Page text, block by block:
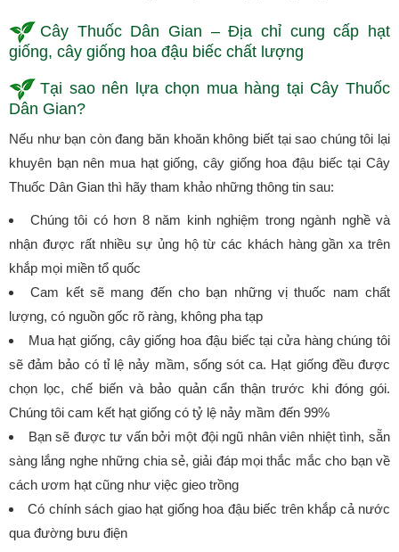
Cây Thuốc Dân Gian – Địa chỉ cung cấp hạt
giống, cây giống hoa đậu biếc chất lượng
Tại sao nên lựa chọn mua hàng tại Cây Thuốc
Dân Gian?
Nếu như bạn còn đang băn khoăn không biết tại sao chúng tôi lại
khuyên bạn nên mua hạt giống, cây giống hoa đậu biếc tại Cây
Thuốc Dân Gian thì hãy tham khảo những thông tin sau:
Chúng tôi có hơn 8 năm kinh nghiệm trong ngành nghề và
nhận được rất nhiều sự ủng hộ từ các khách hàng gần xa trên
khắp mọi miền tổ quốc
Cam kết sẽ mang đến cho bạn những vị thuốc nam chất
lượng, có nguồn gốc rõ ràng, không pha tạp
Mua hạt giống, cây giống hoa đậu biếc tại cửa hàng chúng tôi
sẽ đảm bảo có tỉ lệ nảy mầm, sống sót ca. Hạt giống đều được
chọn lọc, chế biến và bảo quản cẩn thận trước khi đóng gói.
Chúng tôi cam kết hạt giống có tỷ lệ nảy mầm đến 99%
Bạn sẽ được tư vấn bởi một đội ngũ nhân viên nhiệt tình, sẵn
sàng lắng nghe những chia sẻ, giải đáp mọi thắc mắc cho bạn về
cách ươm hạt cũng như việc gieo trồng
Có chính sách giao hạt giống hoa đậu biếc trên khắp cả nước
qua đường bưu điện